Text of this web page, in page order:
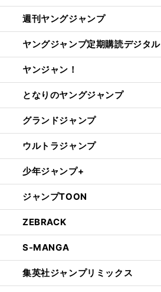
週刊ヤングジャンプ
ヤングジャンプ定期購読デジタル
ヤンジャン！
となりのヤングジャンプ
グランドジャンプ
ウルトラジャンプ
少年ジャンプ+
ジャンプTOON
ZEBRACK
S-MANGA
集英社ジャンプリミックス